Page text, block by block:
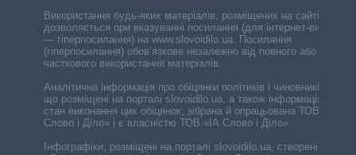
Використання будь-яких матеріалів, розміщених на сайті,
дозволяється при вказуванні посилання (для інтернет-видань
— гіперпосилання) на www.slovoidilo.ua. Посилання
(гіперпосилання) обов’язкове незалежно від повного або
часткового використання матеріалів.
Аналітична інформація про обіцянки політиків і чиновників,
що розміщені на порталі slovoidilo.ua, а також інформація про
стан виконання цих обіцянок, зібрана й опрацьована ТОВ «ІА
Слово і Діло» і є власністю ТОВ «ІА Слово і Діло».
Інфографіки, розміщені на порталі slovoidilo.ua, створені ГО